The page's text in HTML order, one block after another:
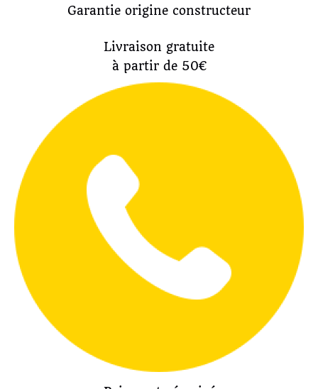
Garantie origine constructeur
Livraison gratuite
à partir de 50€